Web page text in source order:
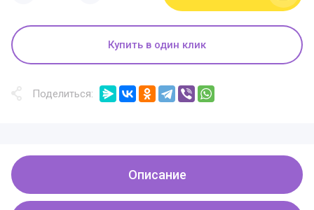
Купить в один клик
Поделиться:
Описание